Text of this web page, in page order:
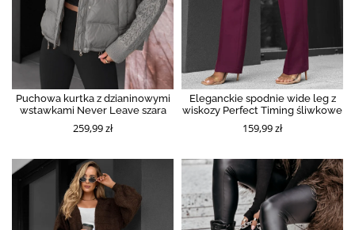
Puchowa kurtka z dzianinowymi
wstawkami Never Leave szara
259,99 zł
Eleganckie spodnie wide leg z
wiskozy Perfect Timing śliwkowe
159,99 zł